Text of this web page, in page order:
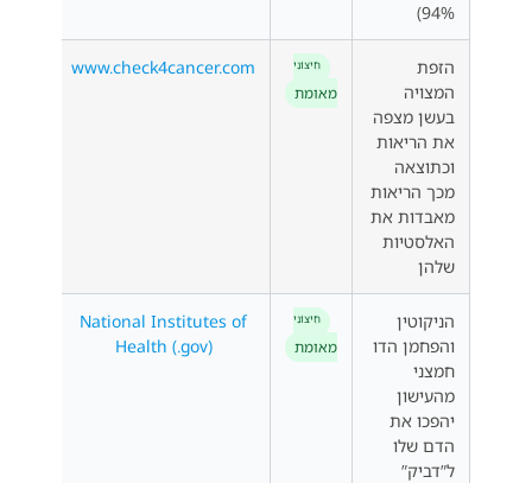
94%)
הזפת
המצויה
בעשן מצפה
את הריאות
וכתוצאה
מכך הריאות
מאבדות את
האלסטיות
שלהן
חִיצוֹנִי
מאומת
www.check4cancer.com
הניקוטין
והפחמן הדו
חמצני
מהעישון
יהפכו את
הדם שלו
ל”דביק”
חִיצוֹנִי
מאומת
National Institutes of
Health (.gov)